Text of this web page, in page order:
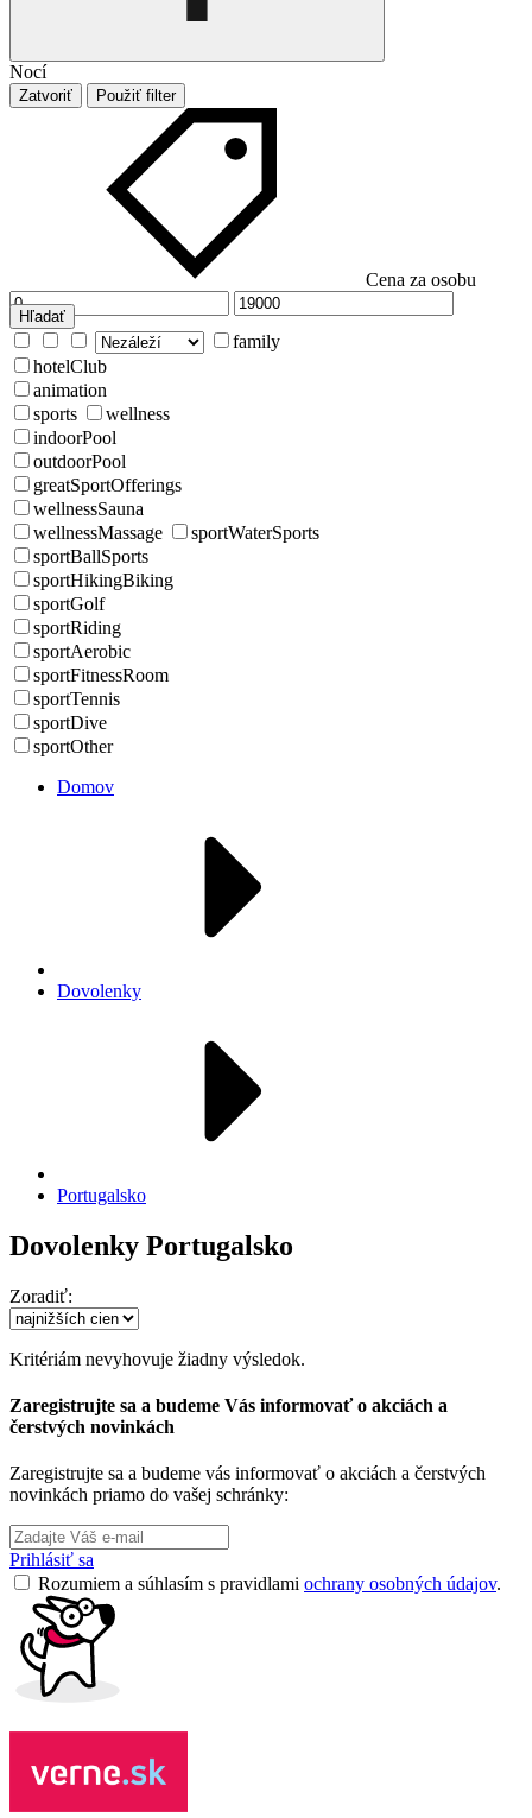
Nocí
Zatvoriť Použiť filter
Cena za osobu
Hľadať
family
hotelClub
animation
sports
wellness
indoorPool
outdoorPool
greatSportOfferings
wellnessSauna
wellnessMassage
sportWaterSports
sportBallSports
sportHikingBiking
sportGolf
sportRiding
sportAerobic
sportFitnessRoom
sportTennis
sportDive
sportOther
Domov
Dovolenky
Portugalsko
Dovolenky Portugalsko
Zoradiť:
Kritériám nevyhovuje žiadny výsledok.
Zaregistrujte sa a budeme Vás informovať o akciách a
čerstvých novinkách
Zaregistrujte sa a budeme vás informovať o akciách a čerstvých
novinkách priamo do vašej schránky:
Prihlásiť sa
Rozumiem a súhlasím s pravidlami ochrany osobných údajov.